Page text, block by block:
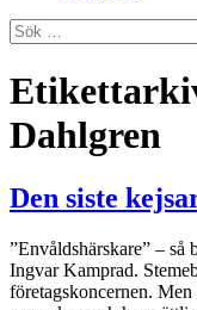
Sök
efter:
Dahlgren
Den siste
”Envåldshärskare” – så
Ingvar Kamprad.
företagskoncernen.